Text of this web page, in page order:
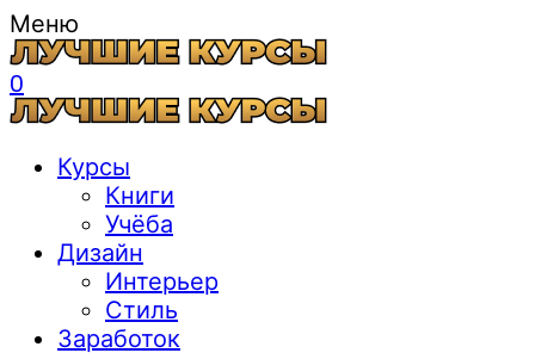
Меню
0
Курсы
Книги
Учёба
Дизайн
Интерьер
Стиль
Заработок